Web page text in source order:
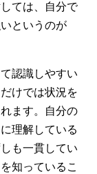
ては、自分で
というのが
認識しやすい
けでは状況を
ます。自分の
理解している
も一貫してい
知っているこ